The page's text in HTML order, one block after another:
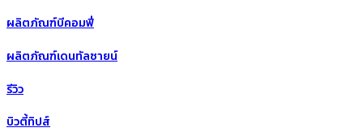
ผลิตภัณฑ์บีคอมฟี่
ผลิตภัณฑ์เดนทัลซายน์
รีวิว
บิวตี้ทิปส์